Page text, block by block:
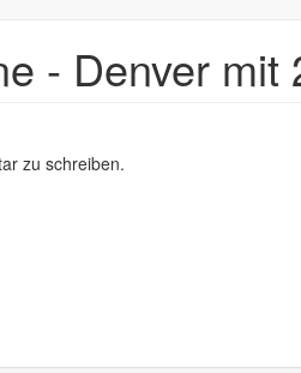
- Denver mit
zu schreiben.